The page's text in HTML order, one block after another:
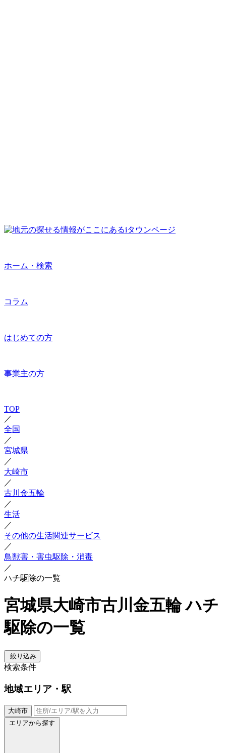
ホーム・検索
コラム
はじめての方
事業主の方
TOP
／
全国
／
宮城県
／
大崎市
／
古川金五輪
／
生活
／
その他の生活関連サービス
／
鳥獣害・害虫駆除・消毒
／
ハチ駆除の一覧
宮城県大崎市古川金五輪 ハチ
駆除の一覧
絞り込み
検索条件
地域エリア・駅
大崎市
エリアから探す